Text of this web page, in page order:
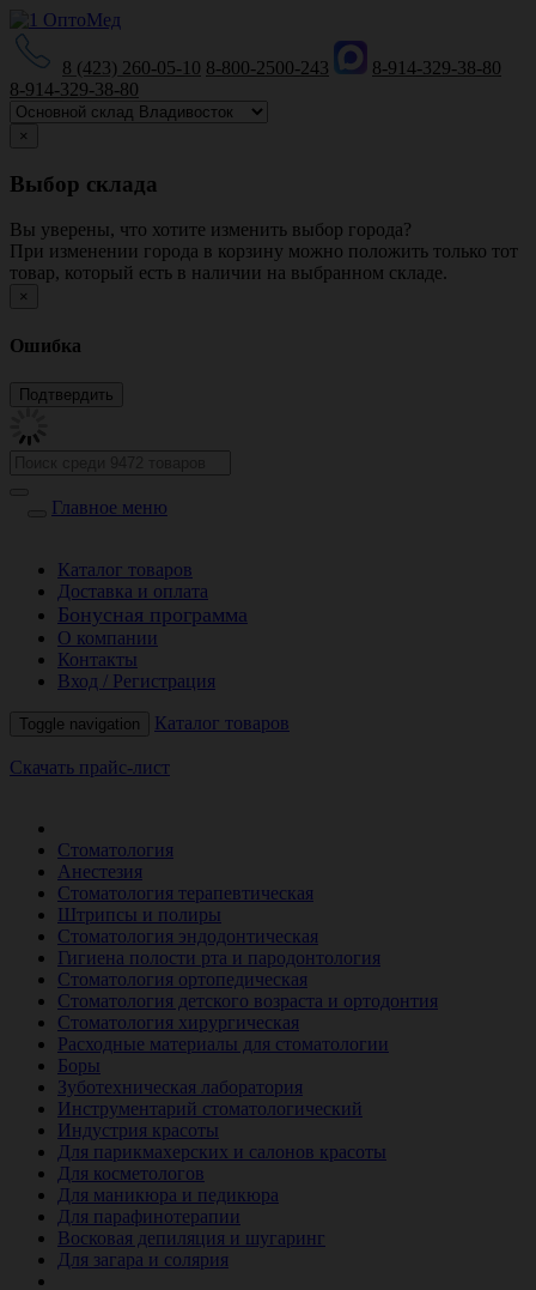
8 (423) 260-05-10 8-800-2500-243
8-914-329-38-80
8-914-329-38-80
×
Выбор склада
Вы уверены, что хотите изменить выбор города?
При изменении города в корзину можно положить только тот
товар, который есть в наличии на выбранном складе.
×
Ошибка
Главное меню
Каталог товаров
Доставка и оплата
Бонусная программа
О компании
Контакты
Вход / Регистрация
Toggle navigation Каталог товаров
Скачать прайс-лист
Стоматология
Анестезия
Стоматология терапевтическая
Штрипсы и полиры
Стоматология эндодонтическая
Гигиена полости рта и пародонтология
Стоматология ортопедическая
Стоматология детского возраста и ортодонтия
Стоматология хирургическая
Расходные материалы для стоматологии
Боры
Зуботехническая лаборатория
Инструментарий стоматологический
Индустрия красоты
Для парикмахерских и салонов красоты
Для косметологов
Для маникюра и педикюра
Для парафинотерапии
Восковая депиляция и шугаринг
Для загара и солярия